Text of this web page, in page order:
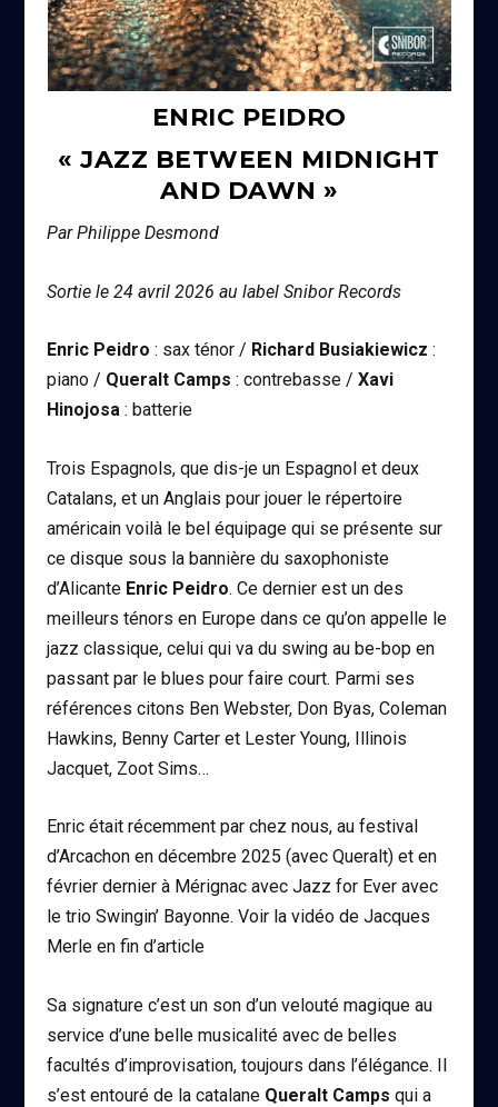
ENRIC PEIDRO
« JAZZ BETWEEN MIDNIGHT
AND DAWN »
Par Philippe Desmond
Sortie le 24 avril 2026 au label Snibor Records
Enric Peidro : sax ténor / Richard Busiakiewicz :
piano / Queralt Camps : contrebasse /Xavi
Hinojosa : batterie
Trois Espagnols, que dis-je un Espagnol et deux
Catalans, et un Anglais pour jouer le répertoire
américain voilà le bel équipage qui se présente sur
ce disque sous la bannière du saxophoniste
d’Alicante Enric Peidro. Ce dernier est un des
meilleurs ténors en Europe dans ce qu’on appelle le
jazz classique, celui qui va du swing au be-bop en
passant par le blues pour faire court. Parmi ses
références citons Ben Webster, Don Byas, Coleman
Hawkins, Benny Carter et Lester Young, Illinois
Jacquet, Zoot Sims…
Enric était récemment par chez nous, au festival
d’Arcachon en décembre 2025 (avec Queralt) et en
février dernier à Mérignac avec Jazz for Ever avec
le trio Swingin’ Bayonne. Voir la vidéo de Jacques
Merle en fin d’article
Sa signature c’est un son d’un velouté magique au
service d’une belle musicalité avec de belles
facultés d’improvisation, toujours dans l’élégance. Il
s’est entouré de la catalane Queralt Camps qui a